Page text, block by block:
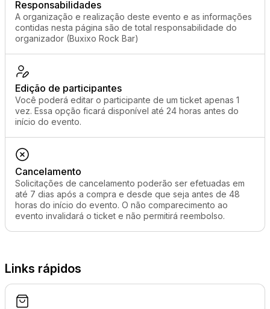
Responsabilidades
A organização e realização deste evento e as informações
contidas nesta página são de total responsabilidade do
organizador (Buxixo Rock Bar)
Edição de participantes
Você poderá editar o participante de um ticket apenas 1
vez. Essa opção ficará disponível até 24 horas antes do
início do evento.
Cancelamento
Solicitações de cancelamento poderão ser efetuadas em
até 7 dias após a compra e desde que seja antes de 48
horas do início do evento. O não comparecimento ao
evento invalidará o ticket e não permitirá reembolso.
Links rápidos